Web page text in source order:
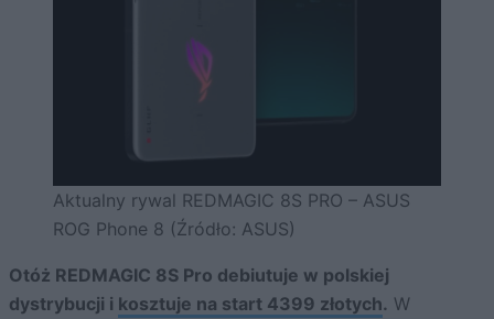
Aktualny rywal REDMAGIC 8S PRO – ASUS
ROG Phone 8 (Źródło: ASUS)
Otóż REDMAGIC 8S Pro debiutuje w polskiej
dystrybucji i kosztuje na start 4399 złotych. W